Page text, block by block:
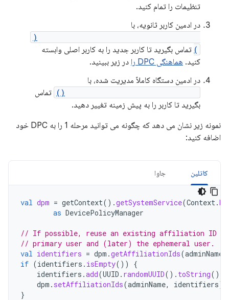
تنظیمات را تمام کنید.
در ادمین کاربر ثانویه، با
DevicePolicyManager.setAffiliationIds(
) تماس بگیرید تا کاربر جدید را به کاربر اصلی وابسته
کنید. هماهنگی DPC را
در زیر ببینید.
در ادمین دستگاه کاملاً مدیریت شده، با
تماس
بگیرید تا کاربر را به پیش زمینه تغییر دهید.
نمونه زیر نشان می دهد که چگونه می توانید مرحله 1 را به DPC خود
اضافه کنید:
کاتلین جاوا
val dpm = getContext().getSystemService(Context .
as DevicePolicyManager
// If possible, reuse an existing affiliation ID
// primary user and (later) the ephemeral user.
val identifiers = dpm .getAffiliationIds(adminName
if (identifiers . isEmpty())
{
identifiers .add(UUID . randomUUID(). toString())
dpm . setAffiliationIds(adminName, identifiers)
}